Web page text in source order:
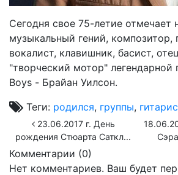
Сегодня свое 75-летие отмечает
музыкальный гений, композитор,
вокалист, клавишник, басист,
"творческий мотор" легендарной
Boys - Брайан Уилсон.
Теги: родился, группы,
23.06.2017 г. День
рождения Стюарта Саткл...
Комментарии (0)
Нет комментариев. Ваш будет